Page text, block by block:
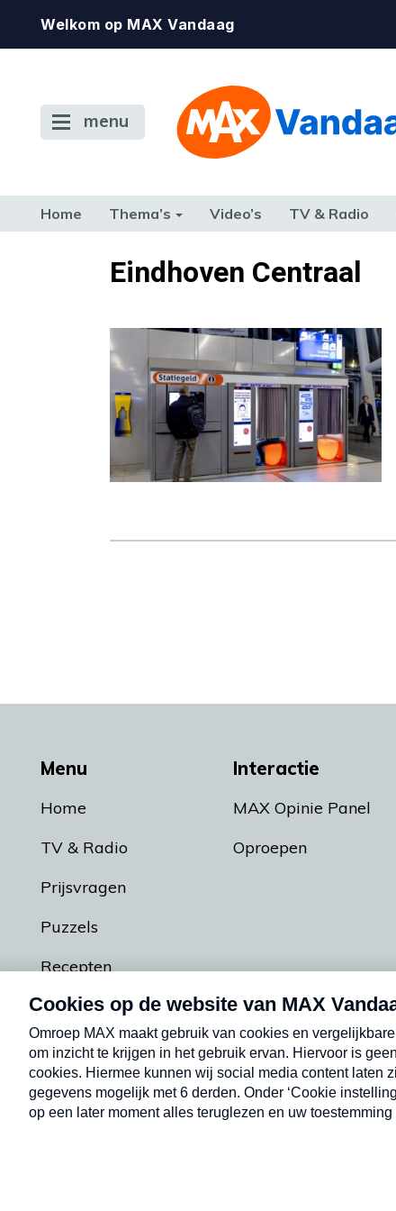
Welkom op MAX Vandaag
menu
Home Thema’s Video’s TV & Radio
TERUG NAAR TOENEindhoven Centraal
Menu
Home
TV & Radio
Prijsvragen
Puzzels
Recepten
Podcasts
Interactie
MAX Opinie Panel
Oproepen